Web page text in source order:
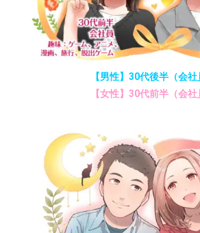
【男性】30代後半（会社
【女性】30代前半（会社